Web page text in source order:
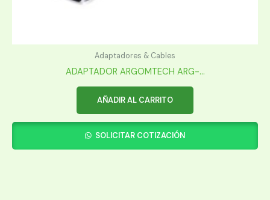
Adaptadores & Cables
ADAPTADOR ARGOMTECH ARG-...
AÑADIR AL CARRITO
SOLICITAR COTIZACIÓN